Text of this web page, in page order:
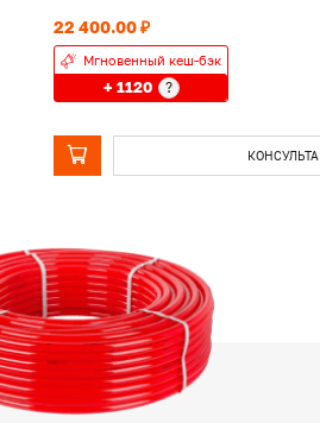
22 400.00 ₽
Мгновенный кеш-бэк
+ 1120 ?